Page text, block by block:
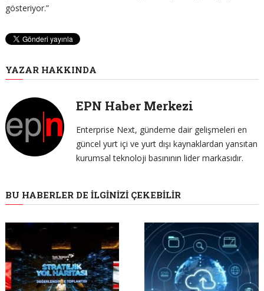
gösteriyor.”
YAZAR HAKKINDA
EPN Haber Merkezi
Enterprise Next, gündeme dair gelişmeleri en
güncel yurt içi ve yurt dışı kaynaklardan yansıtan
kurumsal teknoloji basınının lider markasıdır.
BU HABERLER DE İLGINIZI ÇEKEBILIR